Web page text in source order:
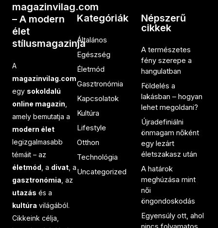
magazinvilag.com
– A modern
élet
stílusmagazinja
A
magazinvilag.com
egy sokoldalú
online magazin
amely bemutatja a
modern élet
legizgalmasabb
témáit – az
életmód , a divat , a
gasztronómia , az
utazás és a
kultúra világából.
Cikkeink célja,
Kategóriák
Általános
Egészség
Életmód
Gasztronómia
Kapcsolatok
Kultúra
Lifestyle
Otthon
Technológia
Uncategorized
Népszerű
cikkek
A természetes
fény szerepe a
hangulatban
Földelés a
lakásban – hogyan
lehet megoldani?
Újradefiniálni
önmagam nőként
egy lezárt
életszakasz után
A határok
meghúzása mint
női
öngondoskodás
Egyensúly ott, ahol
nincs folyamatos